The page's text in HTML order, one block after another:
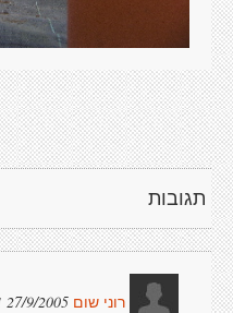
תגובות
רוני שום 27/9/2005 22:23:21